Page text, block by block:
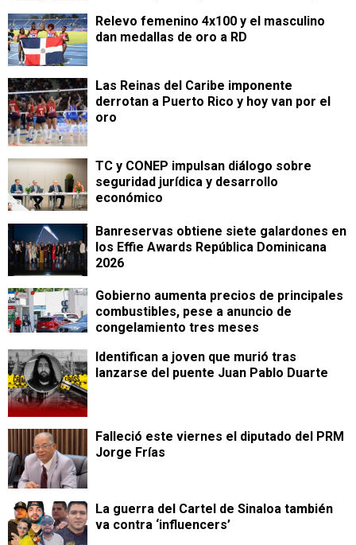
Relevo femenino 4x100 y el masculino
dan medallas de oro a RD
Las Reinas del Caribe imponente
derrotan a Puerto Rico y hoy van por el
oro
TC y CONEP impulsan diálogo sobre
seguridad jurídica y desarrollo
económico
Banreservas obtiene siete galardones en
los Effie Awards República Dominicana
2026
Gobierno aumenta precios de principales
combustibles, pese a anuncio de
congelamiento tres meses
Identifican a joven que murió tras
lanzarse del puente Juan Pablo Duarte
Falleció este viernes el diputado del PRM
Jorge Frías
La guerra del Cartel de Sinaloa también
va contra ‘influencers’